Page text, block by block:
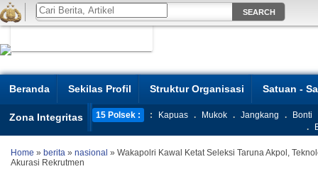
Beranda Sekilas Profil Struktur Organisasi Satuan -
Zona Integritas 15 Polsek : : Kapuas . Mukok . Jangkang .
Bonti
.
Home » berita » nasional » Wakapolri Kawal Ketat Seleksi Taruna Akpol,
Akurasi Rekrutmen